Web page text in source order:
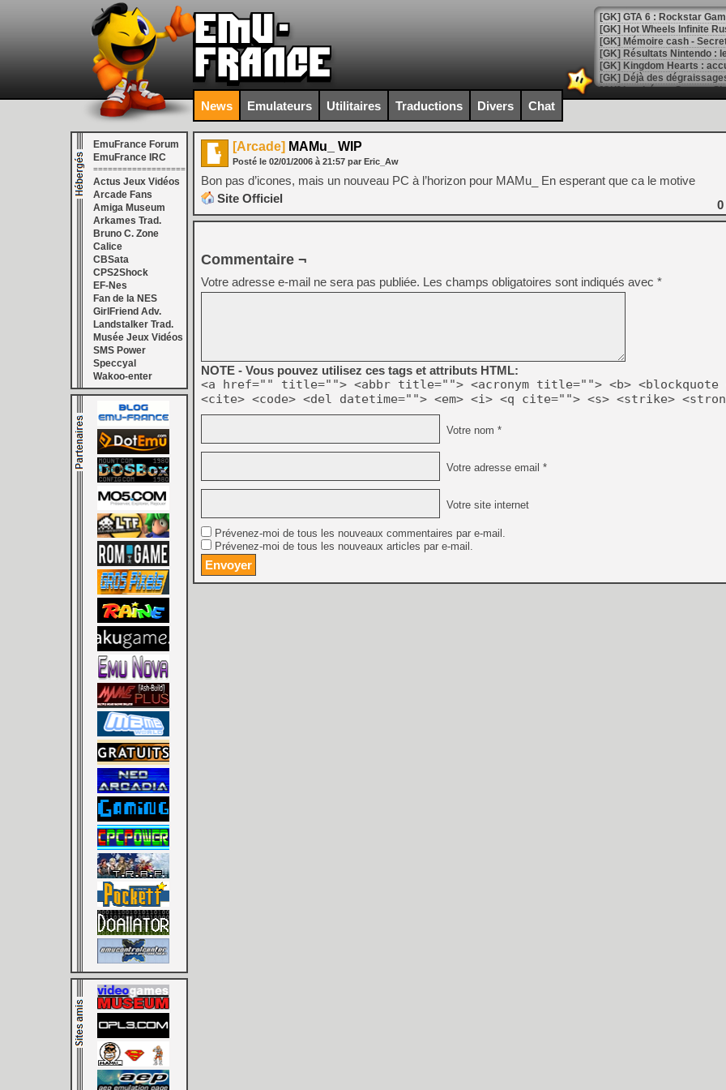
[GK] GTA 6 : Rockstar
[GK] Hot Wheels Infinite
[GK] Mémoire cash -
[GK] Résultats Nintendo :
[GK] Déjà des
[Mo5] Brickboy cherche à
[GK] Minecraft et ses «
[GK] Beast of
[GK] Ubisoft : fin de partie
[GK] Mémoire cash -
[GK] Dan Houser (GTA)
[GK] Comment EA Sports
[GK] Crimson Moon : un
[GK] Isle of Reveries : le
[GK] Moonlighter 2 : The
[GK] Capcom relance
[Mo5] Deux inédits du
[GK] Le beat'em up The
[GK] Endless Legend 2 :
[LS] [PS5] Le WebKit
[GK] Oubliez Crazy Taxi,
[LS] [Switch] NSZ 5.0.0
[GK] No More Room in
[GK] Un chatbot Atelier
[GK] Mémoire cash -
[GK] Nvidia : le prix des
[GK] Suikoden Star Leap
[Mo5] La mini borne
[GK] Pourquoi Marvel
[GK] Test : Restory : Chill
News Emulateurs Utilitaires Traductions Divers Chat
EmuFrance Forum
EmuFrance IRC
===================
Actus Jeux Vidéos
Arcade Fans
Amiga Museum
Arkames Trad.
Bruno C. Zone
Calice
CBSata
CPS2Shock
EF-Nes
Fan de la NES
GirlFriend Adv.
Landstalker Trad.
Musée Jeux Vidéos
SMS Power
Speccyal
Wakoo-enter
[Arcade] MAMu_ WIP
Posté le 02/01/2006 à 21:57 par Eric_Aw
Bon pas d’icones, mais un nouveau PC à l’horizon pour MAMu_ En esperant que ca le motive
Site Officiel
0
Commentaire ¬
Votre adresse e-mail ne sera pas publiée. Les champs obligatoires sont indiqués avec *
NOTE - Vous pouvez utilisez ces tags et attributs HTML:
<a href="" title=""> <abbr title=""> <acronym title=""> <b> <blockquote
<cite> <code> <del datetime=""> <em> <i> <q cite=""> <s> <strike>
Votre nom *
Votre adresse email *
Votre site internet
Prévenez-moi de tous les nouveaux commentaires par e-mail.
Prévenez-moi de tous les nouveaux articles par e-mail.